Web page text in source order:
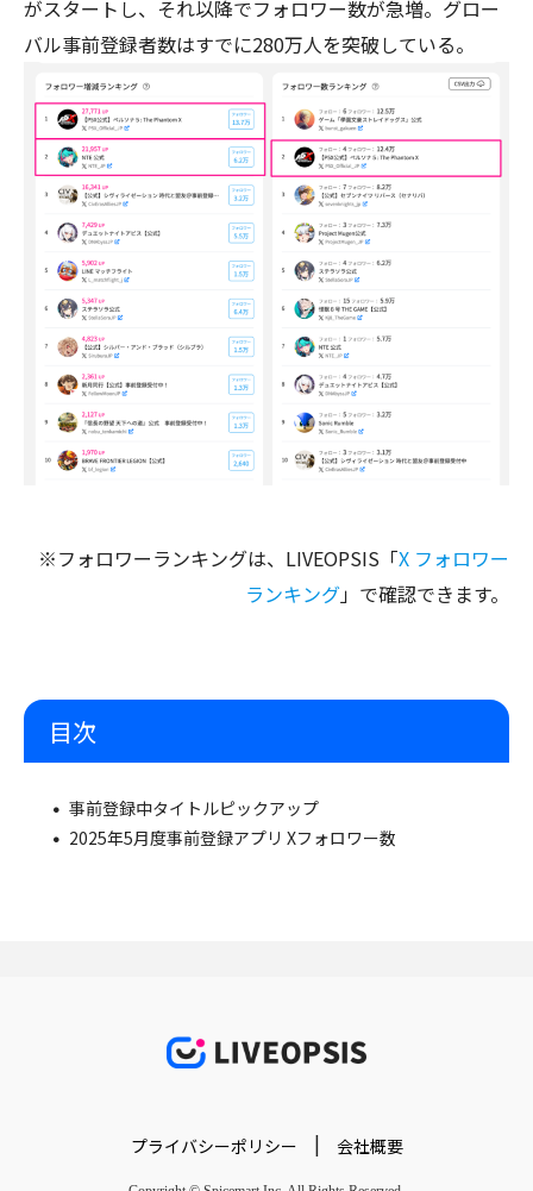
がスタートし、それ以降でフォロワー数が急増。グロー
バル事前登録者数はすでに280万人を突破している。
※フォロワーランキングは、LIVEOPSIS「X フォロワー
ランキング」で確認できます。
目次
事前登録中タイトルピックアップ
2025年5月度事前登録アプリ Xフォロワー数
プライバシーポリシー | 会社概要